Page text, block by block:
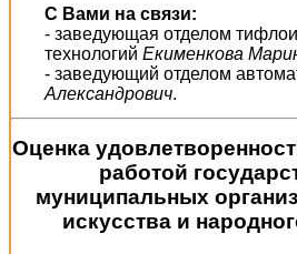
С Вами на связи:
- заведующая отделом
технологий Екименкова
- заведующий отделом
Александрович.
Оценка
работой
муниципальных
искусства и